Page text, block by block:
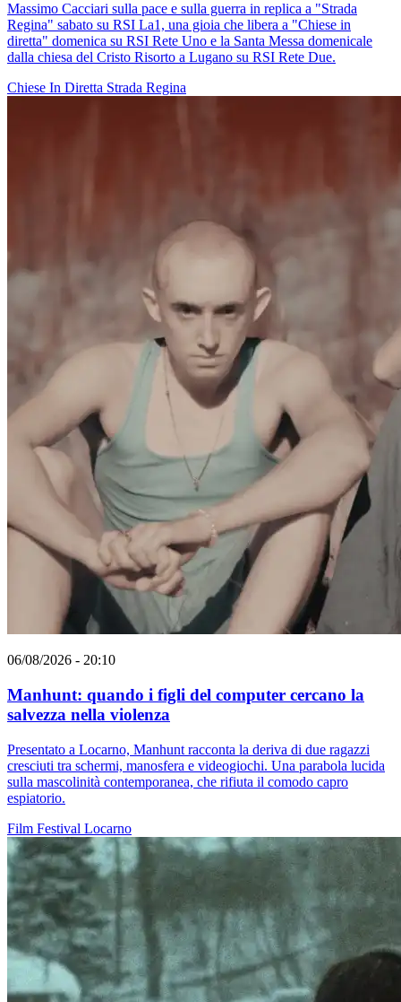
Massimo Cacciari sulla pace e sulla guerra in replica a "Strada
Regina" sabato su RSI La1, una gioia che libera a "Chiese in
diretta" domenica su RSI Rete Uno e la Santa Messa domenicale
dalla chiesa del Cristo Risorto a Lugano su RSI Rete Due.
Chiese In Diretta Strada Regina
06/08/2026 - 20:10
Manhunt: quando i figli del computer cercano la
salvezza nella violenza
Presentato a Locarno, Manhunt racconta la deriva di due ragazzi
cresciuti tra schermi, manosfera e videogiochi. Una parabola lucida
sulla mascolinità contemporanea, che rifiuta il comodo capro
espiatorio.
Film Festival Locarno